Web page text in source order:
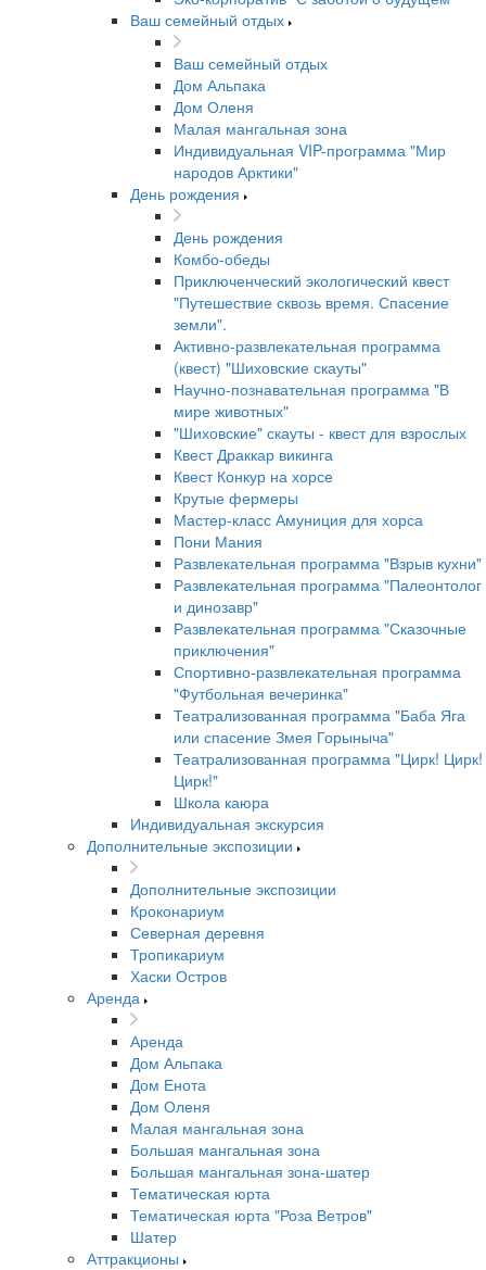
Ваш семейный отдых
Ваш семейный отдых
Дом Альпака
Дом Оленя
Малая мангальная зона
Индивидуальная VIP-программа "Мир
народов Арктики"
День рождения
День рождения
Комбо-обеды
Приключенческий экологический квест
"Путешествие сквозь время. Спасение
земли".
Активно-развлекательная программа
(квест) "Шиховские скауты"
Научно-познавательная программа "В
мире животных"
"Шиховские" скауты - квест для взрослых
Квест Драккар викинга
Квест Конкур на хорсе
Крутые фермеры
Мастер-класс Амуниция для хорса
Пони Мания
Развлекательная программа "Взрыв кухни"
Развлекательная программа "Палеонтолог
и динозавр"
Развлекательная программа "Сказочные
приключения"
Спортивно-развлекательная программа
"Футбольная вечеринка"
Театрализованная программа "Баба Яга
или спасение Змея Горыныча"
Театрализованная программа "Цирк! Цирк!
Цирк!"
Школа каюра
Индивидуальная экскурсия
Дополнительные экспозиции
Дополнительные экспозиции
Кроконариум
Северная деревня
Тропикариум
Хаски Остров
Аренда
Аренда
Дом Альпака
Дом Енота
Дом Оленя
Малая мангальная зона
Большая мангальная зона
Большая мангальная зона-шатер
Тематическая юрта
Тематическая юрта "Роза Ветров"
Шатер
Аттракционы